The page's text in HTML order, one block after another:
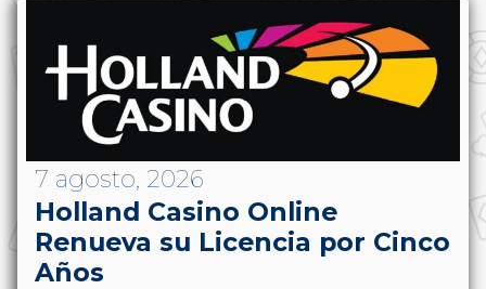
7 agosto, 2026
Holland Casino Online
Renueva su Licencia por Cinco
Años